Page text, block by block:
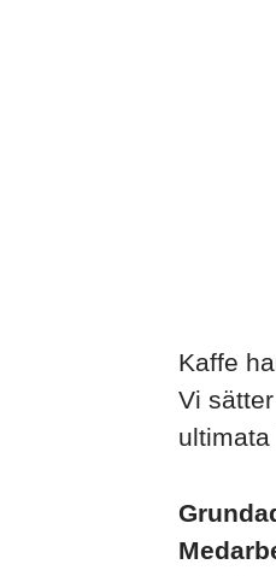
Kaffe
Vi